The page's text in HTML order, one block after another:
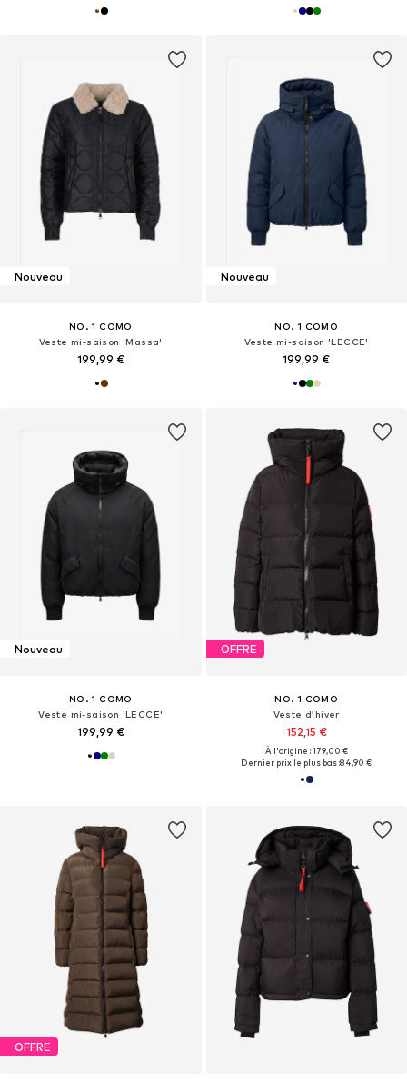
Nouveau
NO. 1 COMO
Veste mi-saison 'Massa'
199,99 €
Nouveau
NO. 1 COMO
Veste mi-saison 'LECCE'
199,99 €
Nouveau
NO. 1 COMO
Veste mi-saison 'LECCE'
199,99 €
OFFRE
NO. 1 COMO
Veste d’hiver
152,15 €
À l'origine : 179,00 €
Dernier prix le plus bas :84,90 €
OFFRE